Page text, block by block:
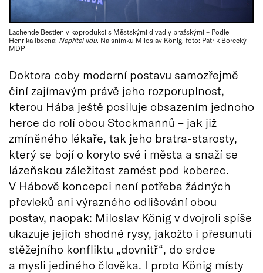
Lachende Bestien v koprodukci s Městskými divadly pražskými – Podle
Henrika Ibsena: Nepřítel lidu. Na snímku Miloslav König, foto: Patrik Borecký
MDP
Doktora coby moderní postavu samozřejmě
činí zajímavým právě jeho rozporuplnost,
kterou Hába ještě posiluje obsazením jednoho
herce do rolí obou Stockmannů – jak již
zmíněného lékaře, tak jeho bratra-starosty,
který se bojí o koryto své i města a snaží se
lázeňskou záležitost zamést pod koberec.
V Hábově koncepci není potřeba žádných
převleků ani výrazného odlišování obou
postav, naopak: Miloslav König v dvojroli spíše
ukazuje jejich shodné rysy, jakožto i přesunutí
stěžejního konfliktu „dovnitř“, do srdce
a mysli jediného člověka. I proto König místy